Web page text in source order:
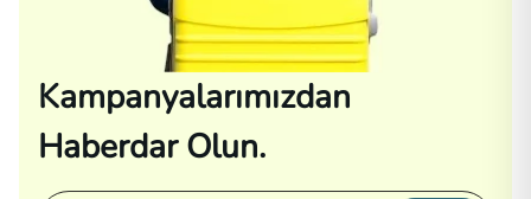
Kampanyalarımızdan
Haberdar Olun.